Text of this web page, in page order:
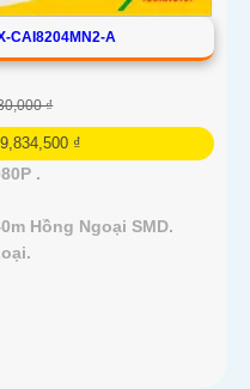
CAI8204MN2-A
₫
₫
.
Hồng Ngoại SMD.